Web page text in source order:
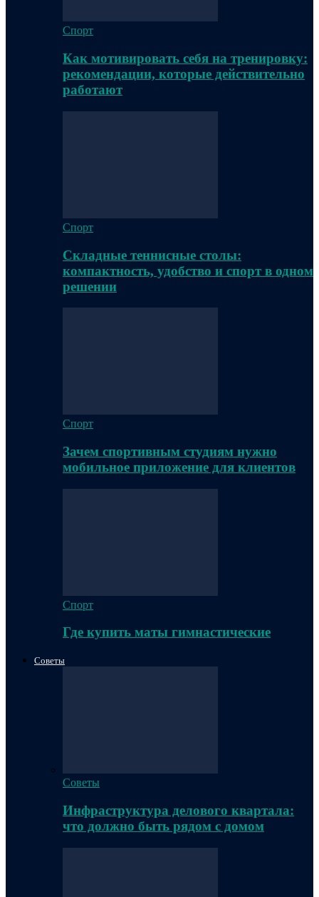
Спорт
Как мотивировать себя на тренировку:
рекомендации, которые действительно
работают
Спорт
Складные теннисные столы:
компактность, удобство и спорт в одном
решении
Спорт
Зачем спортивным студиям нужно
мобильное приложение для клиентов
Спорт
Где купить маты гимнастические
Советы
Советы
Инфраструктура делового квартала:
что должно быть рядом с домом